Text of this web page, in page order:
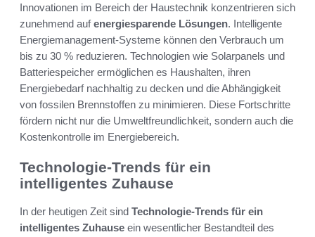
Innovationen im Bereich der Haustechnik konzentrieren sich
zunehmend aufenergiesparende Lösungen. Intelligente
Energiemanagement-Systeme können den Verbrauch um
bis zu 30 % reduzieren. Technologien wie Solarpanels und
Batteriespeicher ermöglichen es Haushalten, ihren
Energiebedarf nachhaltig zu decken und die Abhängigkeit
von fossilen Brennstoffen zu minimieren. Diese Fortschritte
fördern nicht nur die Umweltfreundlichkeit, sondern auch die
Kostenkontrolle im Energiebereich.
Technologie-Trends für ein
intelligentes Zuhause
In der heutigen Zeit sind Technologie-Trends für ein
intelligentes Zuhause ein wesentlicher Bestandteil des